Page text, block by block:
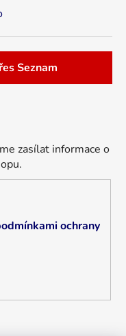
Seznam
zasílat informace o
ochrany